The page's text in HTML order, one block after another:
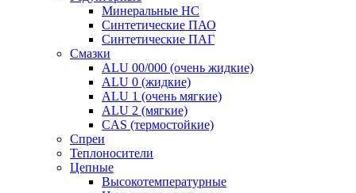
Минеральные HC
Синтетические ПАО
Синтетические ПАГ
Смазки
ALU 00/000 (очень жидкие)
ALU 0 (жидкие)
ALU 1 (очень мягкие)
ALU 2 (мягкие)
CAS (термостойкие)
Спреи
Теплоносители
Цепные
Высокотемпературные